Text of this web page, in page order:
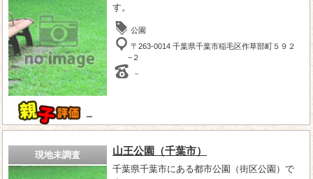
－
す。
公園
〒263-0014 千葉県千葉市稲毛区作草部町５９２
−２
－
現地未調査 山王公園（千葉市）
千葉県千葉市にある都市公園（街区公園）で